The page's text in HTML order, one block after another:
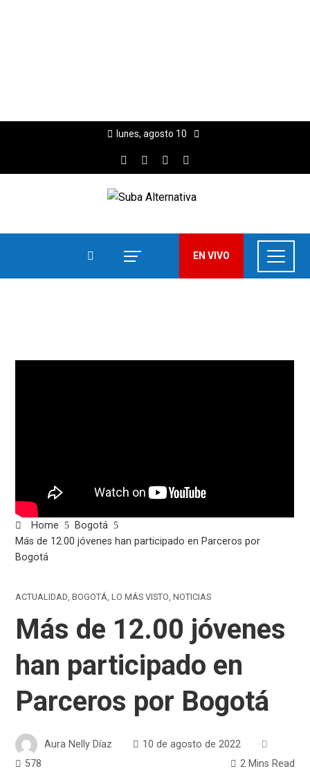
lunes, agosto 10
EN VIVO
Home
Bogotá
Más de 12.00 jóvenes han participado en Parceros por
Bogotá
ACTUALIDAD,BOGOTÁ,LO MÁS VISTO,NOTICIAS
Más de 12.00 jóvenes
han participado en
Parceros por Bogotá
Aura Nelly Díaz
10 de agosto de 2022
578
2 Mins Read